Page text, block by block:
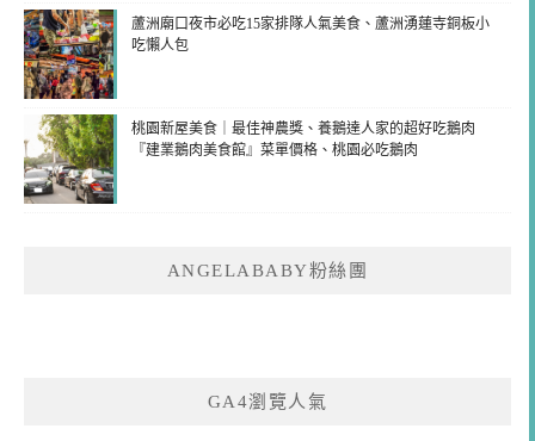
蘆洲廟口夜市必吃15家排隊人氣美食、蘆洲湧蓮寺銅板小
吃懶人包
桃園新屋美食｜最佳神農獎、養鵝達人家的超好吃鵝肉
『建業鵝肉美食館』菜單價格、桃園必吃鵝肉
ANGELABABY粉絲團
GA4瀏覽人氣